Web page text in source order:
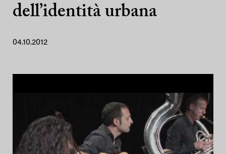
dell’identità urbana
04.10.2012